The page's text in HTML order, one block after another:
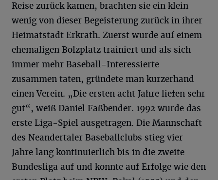
Reise zurück kamen, brachten sie ein klein
wenig von dieser Begeisterung zurück in ihrer
Heimatstadt Erkrath. Zuerst wurde auf einem
ehemaligen Bolzplatz trainiert und als sich
immer mehr Baseball-Interessierte
zusammen taten, gründete man kurzerhand
einen Verein. „Die ersten acht Jahre liefen sehr
gut“, weiß Daniel Faßbender. 1992 wurde das
erste Liga-Spiel ausgetragen. Die Mannschaft
des Neandertaler Baseballclubs stieg vier
Jahre lang kontinuierlich bis in die zweite
Bundesliga auf und konnte auf Erfolge wie den